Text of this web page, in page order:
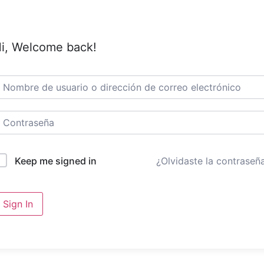
Welcome back!
Keep me signed in ¿Olvidaste la
Sign In